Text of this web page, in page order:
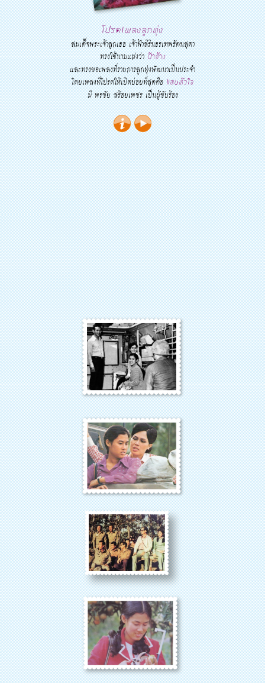
โปรดเพลงลูกทุ่ง
สมเด็จพระเจ้าลูกเธอ เจ้าฟ้าสิรินธรเทพรัตนสุดา
ทรงใช้นามแฝงว่าป้าช้าง
และทรงขอเพลงที่รายการลูกทุ่งพัฒนาเป็นประจำ
โดยเพลงที่โปรดให้เปิดบ่อยที่สุดคือแสบหัวใจ
มี พรชัย สร้อยเพชร เป็นผู้ขับร้อง